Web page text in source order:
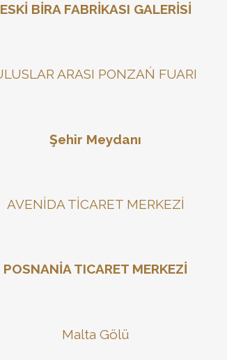
ESKİ BİRA FABRİKASI GALERİSİ
ARASI PONZAŃ FUARI
Şehir Meydanı
AVENİDA TİCARET MERKEZİ
POSNANİA TICARET MERKEZİ
Malta Gölü